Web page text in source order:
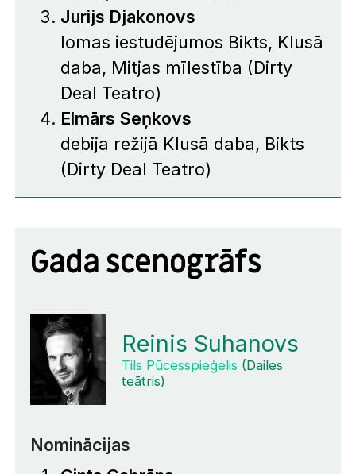
Jurijs Djakonovs
lomas iestudējumos Bikts, Klusā
daba, Mitjas mīlestība (Dirty
Deal Teatro)
Elmārs Seņkovs
debija režijā Klusā daba, Bikts
(Dirty Deal Teatro)
Gada scenogrāfs
Reinis Suhanovs
Tils Pūcesspieģelis(Dailes
teātris)
Nominācijas